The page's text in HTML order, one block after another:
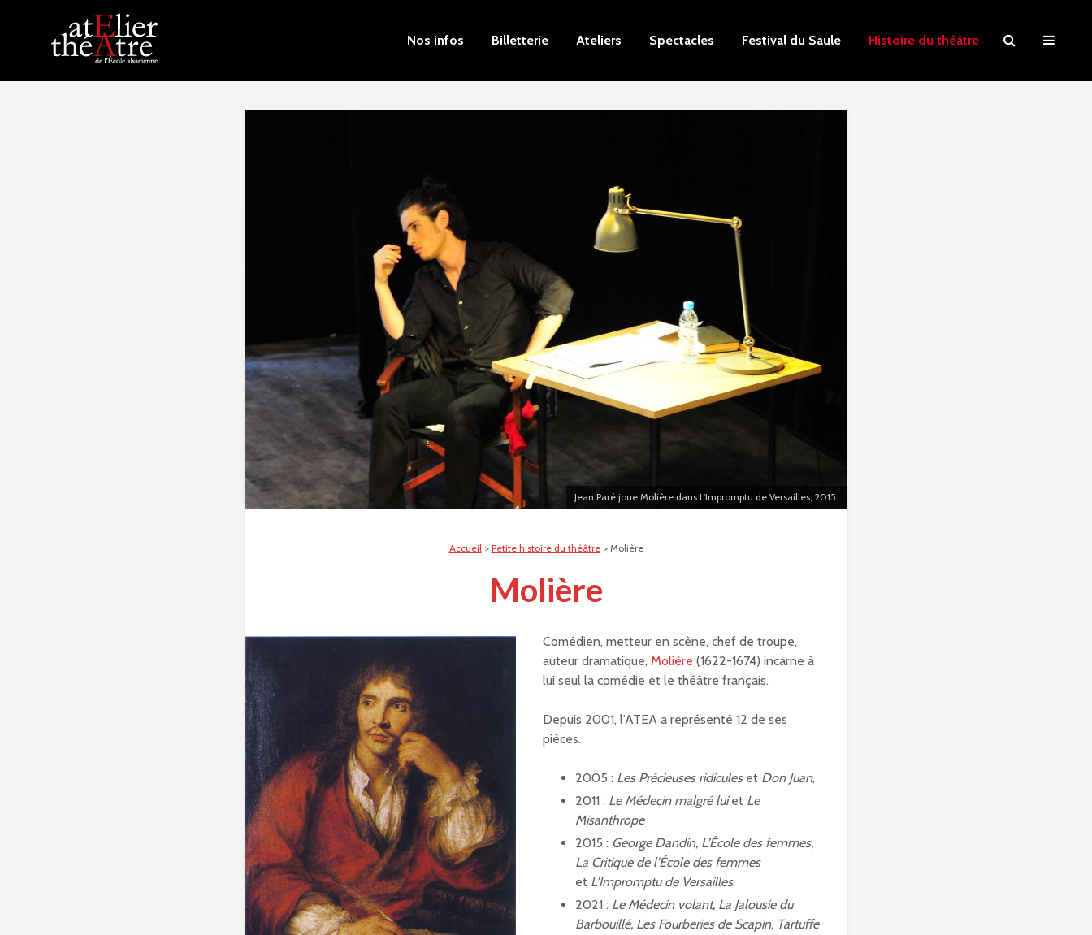
Nos infos Billetterie Ateliers Spectacles Festival du Saule Histoire du théâtre
Jean Paré joue Molière dans L'Impromptu de Versailles, 2015.
Accueil> Petite histoire du théâtre> Molière
Molière
Comédien, metteur en scène, chef de troupe,
auteur dramatique, Molière (1622-1674) incarne à
lui seul la comédie et le théâtre français.
Depuis 2001, l’ATEA a représenté 12 de ses
pièces.
2005 : Les Précieuses ridiculeset Don Juan,
2011 : Le Médecin malgré luiet Le
Misanthrope
2015 : George Dandin, L’École des femmes,
La Critique de l’École des femmes
et L’Impromptu de Versailles.
2021 : Le Médecin volant, La Jalousie du
Barbouillé, Les Fourberies de Scapin, Tartuffe